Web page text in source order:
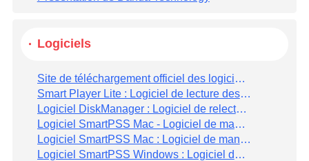
Logiciels
Site de téléchargement officiel des logiciels Dahua
Smart Player Lite : Logiciel de lecture des fichier video DAHUA au format.DAV
Logiciel DiskManager : Logiciel de relecture de disques dur d'enregistreurs Dahua
Logiciel SmartPSS Mac - Logiciel de management video (en Anglais, MAC OS Big Sur - ARM 64 Bits)
Logiciel SmartPSS Mac : Logiciel de management vidéo (en Anglais, MAC OS 64 bits)
Logiciel SmartPSS Windows : Logiciel de management vidéo (64 bits, nouvelle version)